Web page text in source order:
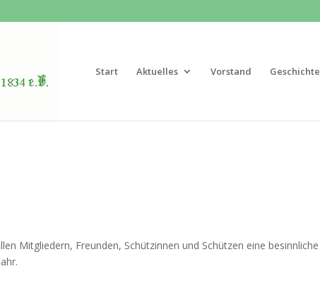
Start Aktuelles Vorstand Geschichte
Mitgliedern, Freunden, Schützinnen und Schützen eine besinnliche